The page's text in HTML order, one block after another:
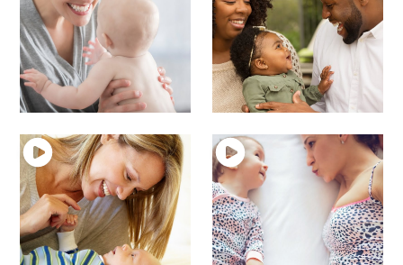
5 – Langage oral à
partir de 12 mois
Langage et enfant
4 – Langage oral de 7
à 10 mois
Langage et enfant
3 – Langage oral de 3
2 – Langage oral de 0